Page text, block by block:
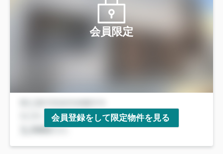
会員限定
会員登録をして限定物件を見る